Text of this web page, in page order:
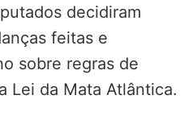
decidiram
feitas e
sobre regras de
Lei da Mata Atlântica.